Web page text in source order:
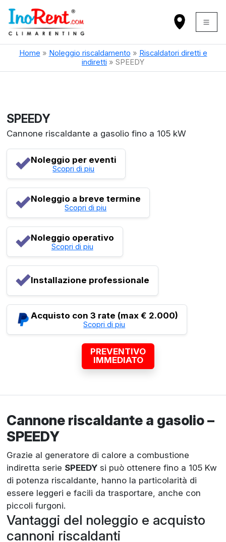
Home » Noleggio riscaldamento » Riscaldatori diretti e
indiretti » SPEEDY
SPEEDY
Cannone riscaldante a gasolio fino a 105 kW
Noleggio per eventi
Scopri di piu
Noleggio a breve termine
Scopri di piu
Noleggio operativo
Scopri di piu
Installazione professionale
Acquisto con 3 rate (max € 2.000)
Scopri di piu
PREVENTIVO
IMMEDIATO
Cannone riscaldante a gasolio –
SPEEDY
Grazie al generatore di calore a combustione
indiretta serie SPEEDYsi può ottenere fino a 105 Kw
di potenza riscaldante, hanno la particolarità di
essere leggeri e facili da trasportare, anche con
piccoli furgoni.
Vantaggi del noleggio e acquisto
cannoni riscaldanti